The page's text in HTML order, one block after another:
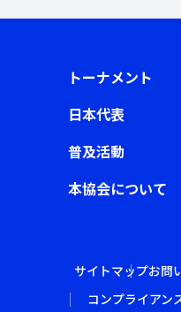
トーナメント
日本代表
普及活動
本協会について
サイトマップお問
コンプライアン